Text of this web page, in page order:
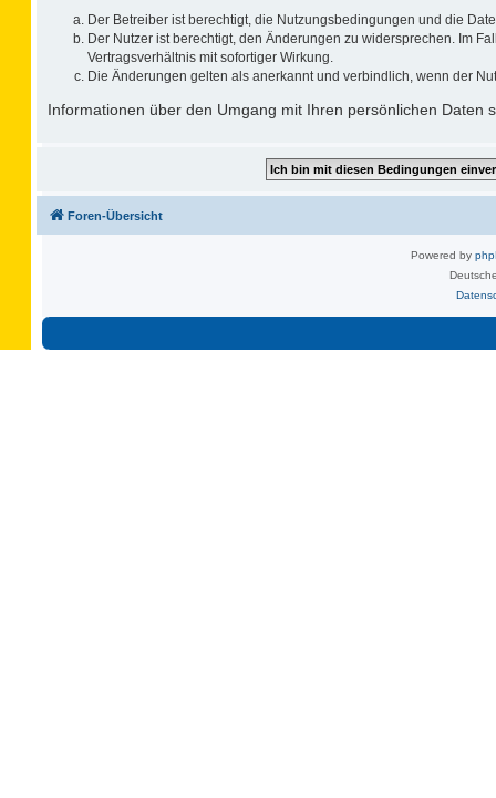
Der Betreiber ist berechtigt, die Nutzungsbedingungen und die
Der Nutzer ist berechtigt, den Änderungen zu widersprechen. Im
Vertragsverhältnis mit sofortiger Wirkung.
Die Änderungen gelten als anerkannt und verbindlich, wenn der
Informationen über den Umgang mit Ihren persönlichen Daten
Foren-Übersicht
Powered by